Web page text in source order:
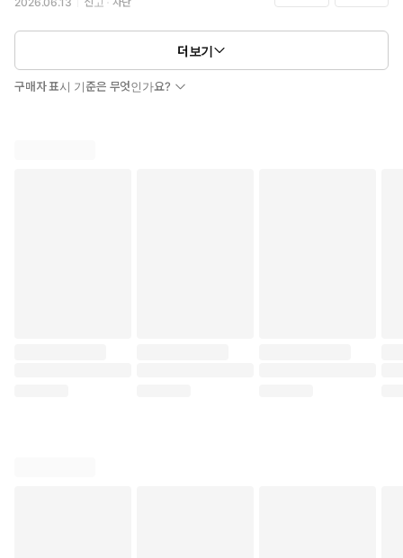
더보기
구매자 표시 기준은 무엇인가요?